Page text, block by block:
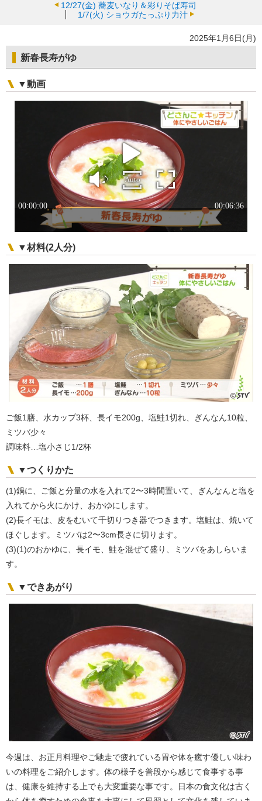
12/27(金) 蕎麦いなり＆彩りそば寿司
1/7(火) ショウガたっぷり力汁
2025年1月6日(月)
新春長寿がゆ
▼動画
▼材料(2人分)
ご飯1膳、水カップ3杯、長イモ200g、塩鮭1切れ、ぎんなん10粒、
ミツバ少々
調味料…塩小さじ1/2杯
▼つくりかた
(1)鍋に、ご飯と分量の水を入れて2〜3時間置いて、ぎんなんと塩を
入れてから火にかけ、おかゆにします。
(2)長イモは、皮をむいて千切りつき器でつきます。塩鮭は、焼いて
ほぐします。ミツバは2〜3cm長さに切ります。
(3)(1)のおかゆに、長イモ、鮭を混ぜて盛り、ミツバをあしらいま
す。
▼できあがり
今週は、お正月料理やご馳走で疲れている胃や体を癒す優しい味わ
いの料理をご紹介します。体の様子を普段から感じて食事する事
は、健康を維持する上でも大変重要な事です。日本の食文化は古く